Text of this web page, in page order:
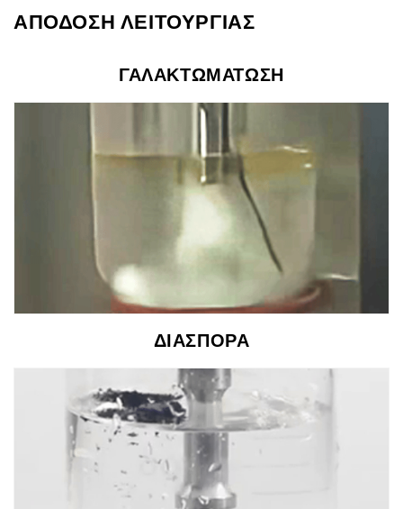
ΑΠΟΔΟΣΗ ΛΕΙΤΟΥΡΓΙΑΣ
ΓΑΛΑΚΤΩΜΑΤΩΣΗ
ΔΙΑΣΠΟΡΑ